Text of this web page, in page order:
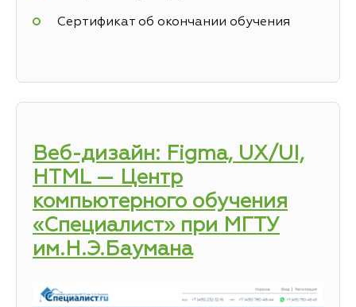
Сертификат об окончании обучения
Веб-дизайн: Figma, UX/UI,
HTML — Центр
компьютерного обучения
«Специалист» при МГТУ
им.Н.Э.Баумана